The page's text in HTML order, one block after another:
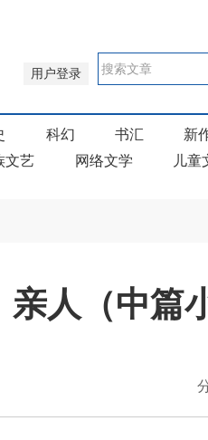
用户登录
科幻 书汇
新
文艺 网络文学 儿童
人（中篇